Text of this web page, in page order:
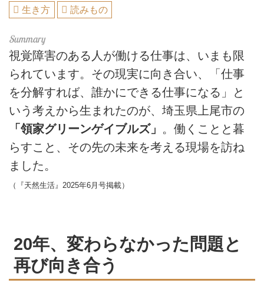
生き方 読みもの
視覚障害のある人が働ける仕事は、いまも限
られています。その現実に向き合い、「仕事
を分解すれば、誰かにできる仕事になる」と
いう考えから生まれたのが、埼玉県上尾市の
「領家グリーンゲイブルズ」 。働くことと暮
らすこと、その先の未来を考える現場を訪ね
ました。
（『天然生活』2025年6月号掲載）
20年、変わらなかった問題と
再び向き合う